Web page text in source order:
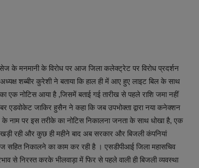
के मनमानी के विरोध पर आज जिला कलेक्ट्रेट पर विरोध प्रदर्शन
शब्बीर कुरेशी ने बताया कि हाल ही में आए हुए लाइट बिल के साथ
एक नोटिस आया है ,जिसमें बताई गई तारीख से पहले राशि जमा नहीं
जाकिर हुसैन ने कहा कि जब उपभोक्ता द्वारा नया कनेक्शन
के नाम पर इस तरीके का नोटिस निकालना जनता के साथ धोखा है, एक
रही और कुछ ही महीने बाद अब सरकार और बिजली कंपनियां
सहित निकालने का काम कर रही है । एसडीपीआई जिला महासचिव
से निरस्त करके भीलवाड़ा में फिर से पहले वाली ही बिजली व्यवस्था